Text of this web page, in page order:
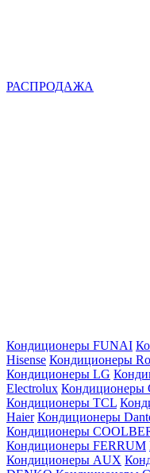
РАСПРОДАЖА
Кондиционеры FUNAI
Hisense Кондиционеры
Кондиционеры LG
Electrolux Кондиционеры
Кондиционеры TCL
Haier Кондиционеры
Кондиционеры
Кондиционеры FERRUM
Кондиционеры AUX